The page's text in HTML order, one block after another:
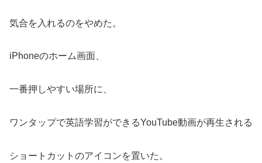
気合を入れるのをやめた。
iPhoneのホーム画面、
一番押しやすい場所に、
ワンタップで英語学習ができるYouTube動画が再生される
ショートカットのアイコンを置いた。